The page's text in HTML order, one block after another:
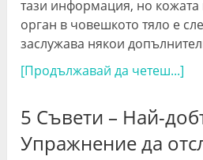
тази информация, но кожата
орган в човешкото тяло е
заслужава някои
[Продължавай да четеш...]
5 Съвети – Най-
Упражнение да